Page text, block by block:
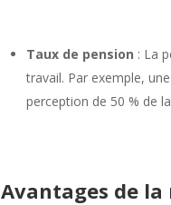
Taux de pension : La
travail. Par exemple,
perception de 50 % de
Avantages de